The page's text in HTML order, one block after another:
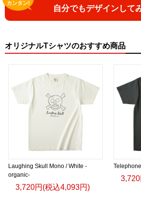
自分でもデザインして
カンタン!
オリジナルTシャツのおすすめ商品
Laughing Skull Mono / White -
organic-
3,720円(税込4,093円)